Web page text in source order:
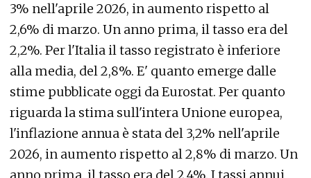
3% nell'aprile 2026, in aumento rispetto al
2,6% di marzo. Un anno prima, il tasso era del
2,2%. Per l'Italia il tasso registrato è inferiore
alla media, del 2,8%. E' quanto emerge dalle
stime pubblicate oggi da Eurostat. Per quanto
riguarda la stima sull'intera Unione europea,
l'inflazione annua è stata del 3,2% nell'aprile
2026, in aumento rispetto al 2,8% di marzo. Un